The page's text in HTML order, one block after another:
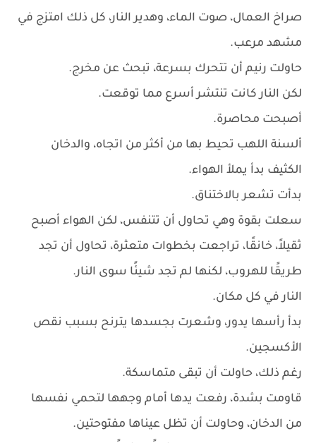
صراخ العمال، صوت الماء، وهدير النار، كل ذلك امتزج في
مشهد مرعب.
حاولت رنيم أن تتحرك بسرعة، تبحث عن مخرج.
لكن النار كانت تنتشر أسرع مما توقعت.
أصبحت محاصرة.
ألسنة اللهب تحيط بها من أكثر من اتجاه، والدخان
الكثيف بدأ يملأ الهواء.
بدأت تشعر بالاختناق.
سعلت بقوة وهي تحاول أن تتنفس، لكن الهواء أصبح
ثقيلاً، خانقًا، تراجعت بخطوات متعثرة، تحاول أن تجد
طريقًا للهروب، لكنها لم تجد شيئًا سوى النار.
النار في كل مكان.
بدأ رأسها يدور، وشعرت بجسدها يترنح بسبب نقص
الأكسجين.
رغم ذلك، حاولت أن تبقى متماسكة.
قاومت بشدة، رفعت يدها أمام وجهها لتحمي نفسها
من الدخان، وحاولت أن تظل عيناها مفتوحتين.